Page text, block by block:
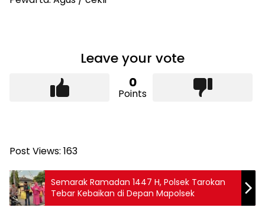
Leave your vote
0
Points
Post Views: 163
Semarak Ramadan 1447 H, Polsek Tarokan
Tebar Kebaikan di Depan Mapolsek